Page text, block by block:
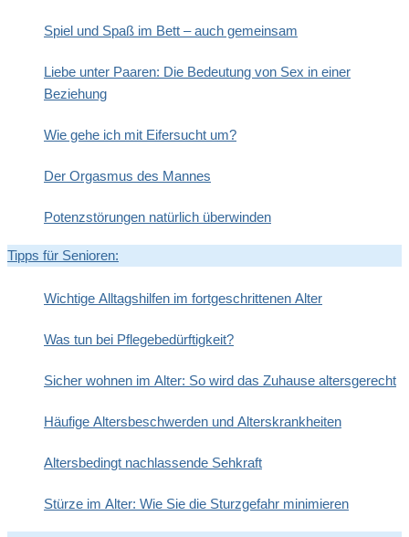
Spiel und Spaß im Bett – auch gemeinsam
Liebe unter Paaren: Die Bedeutung von Sex in einer
Beziehung
Wie gehe ich mit Eifersucht um?
Der Orgasmus des Mannes
Potenzstörungen natürlich überwinden
Tipps für Senioren:
Wichtige Alltagshilfen im fortgeschrittenen Alter
Was tun bei Pflegebedürftigkeit?
Sicher wohnen im Alter: So wird das Zuhause altersgerecht
Häufige Altersbeschwerden und Alterskrankheiten
Altersbedingt nachlassende Sehkraft
Stürze im Alter: Wie Sie die Sturzgefahr minimieren